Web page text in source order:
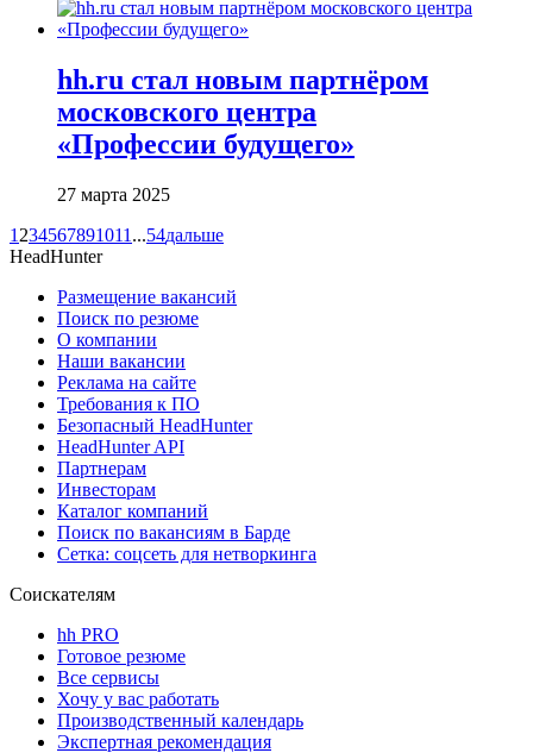
hh.ru стал новым партнёром
московского центра
«Профессии будущего»
27 марта 2025
1 234567891011 ...54дальше
HeadHunter
Размещение вакансий
Поиск по резюме
О компании
Наши вакансии
Реклама на сайте
Требования к ПО
Безопасный HeadHunter
HeadHunter API
Партнерам
Инвесторам
Каталог компаний
Поиск по вакансиям в Барде
Сетка: соцсеть для нетворкинга
Соискателям
hh PRO
Готовое резюме
Все сервисы
Хочу у вас работать
Производственный календарь
Экспертная рекомендация